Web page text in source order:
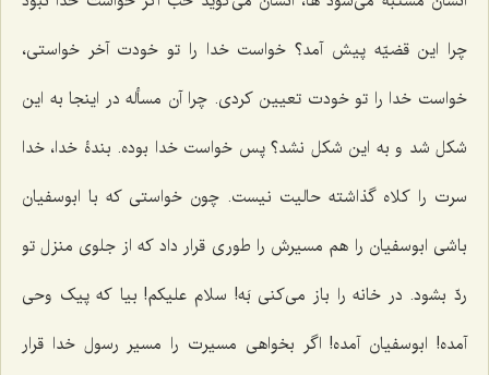
چرا این قضیّه پیش آمد؟ خواست خدا را تو خودت آخر خواستی،
خواست خدا را تو خودت تعیین کردی. چرا آن مسأله در اینجا به این
شکل شد و به این شکل نشد؟ پس خواست خدا بوده. بندۀ خدا، خدا
سرت را کلاه گذاشته حالیت نیست. چون خواستی که با ابوسفیان
باشی ابوسفیان را هم مسیرش را طوری قرار داد که از جلوی منزل تو
ردّ بشود. در خانه را باز می‌کنی بَه! سلام‌ علیکم! بیا که پیک وحی
آمده! ابوسفیان آمده! اگر بخواهی مسیرت را مسیر رسول خدا قرار